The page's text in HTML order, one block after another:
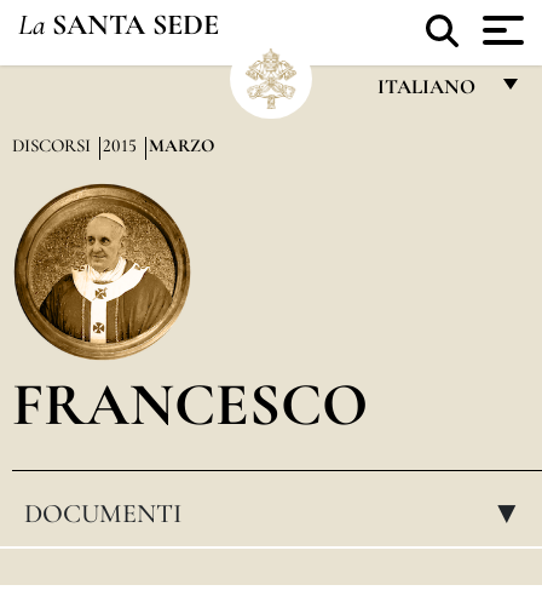
La SANTA SEDE
ITALIANO
العربيّة
DISCORSI 2015 MARZO
FRANCESCO
DOCUMENTI ▸